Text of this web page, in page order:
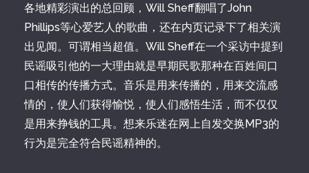
各地精彩演出的总回顾，Will Sheff翻唱了John
Phillips等心爱艺人的歌曲，还在内页记录下了相关演
出见闻。可谓相当超值。Will Sheff在一个采访中提到
民谣吸引他的一大理由就是早期民歌那种在百姓间口
口相传的传播方式。音乐是用来传播的，用来交流感
情的，使人们获得愉悦，使人们感悟生活，而不仅仅
是用来挣钱的工具。想来乐迷在网上自发交换MP3的
行为是完全符合民谣精神的。